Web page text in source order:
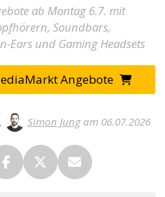
ab Montag 6.7. mit
Soundbars,
Ears und Gaming Headsets
Angebote
Simon Jung am 06.07.2026